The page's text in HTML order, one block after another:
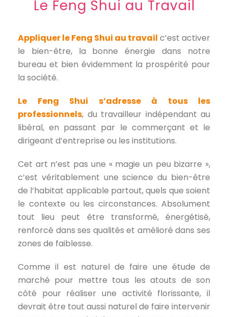
Le Feng Shui au Travail
Appliquer le Feng Shui au travail c’est activer
le bien-être, la bonne énergie dans notre
bureau et bien évidemment la prospérité pour
la société.
Le Feng Shui s’adresse à tous les
professionnels, du travailleur indépendant au
libéral, en passant par le commerçant et le
dirigeant d’entreprise ou les institutions.
Cet art n’est pas une « magie un peu bizarre »,
c’est véritablement une science du bien-être
de l’habitat applicable partout, quels que soient
le contexte ou les circonstances. Absolument
tout lieu peut être transformé, énergétisé,
renforcé dans ses qualités et amélioré dans ses
zones de faiblesse.
Comme il est naturel de faire une étude de
marché pour mettre tous les atouts de son
côté pour réaliser une activité florissante, il
devrait être tout aussi naturel de faire intervenir